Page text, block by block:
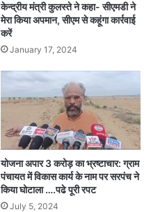
केन्द्रीय मंत्री कुलस्ते ने कहा- सीएमडी ने
मेरा किया अपमान, सीएम से कहूंगा कार्रवाई
करें
January 17, 2024
योजना अपार 3 करोड़ का भ्रष्टाचार: ग्राम
पंचायत में विकास कार्य के नाम पर सरपंच ने
किया घोटाला ….पढे पूरी रपट
July 5, 2024